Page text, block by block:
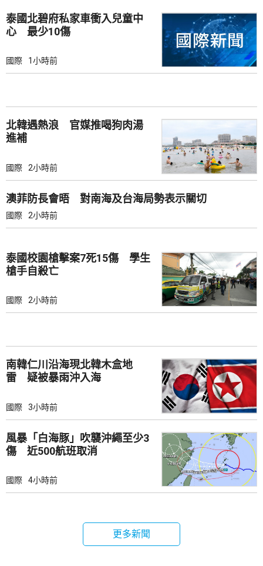
泰國北碧府私家車衝入兒童中
心 最少10傷
國際 1小時前
北韓遇熱浪 官媒推喝狗肉湯
進補
國際 2小時前
澳菲防長會晤 對南海及台海局勢表示關切
國際 2小時前
泰國校園槍擊案7死15傷 學生
槍手自殺亡
國際 2小時前
南韓仁川沿海現北韓木盒地
雷 疑被暴雨沖入海
國際 3小時前
風暴「白海豚」吹襲沖繩至少3
傷 近500航班取消
國際 4小時前
更多新聞